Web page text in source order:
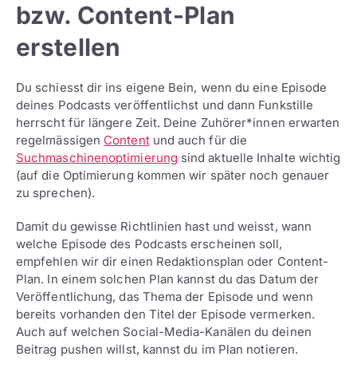
bzw. Content-Plan
erstellen
Du schiesst dir ins eigene Bein, wenn du eine Episode
deines Podcasts veröffentlichst und dann Funkstille
herrscht für längere Zeit. Deine Zuhörer*innen erwarten
regelmässigen Contentund auch für die
Suchmaschinenoptimierung sind aktuelle Inhalte wichtig
(auf die Optimierung kommen wir später noch genauer
zu sprechen).
Damit du gewisse Richtlinien hast und weisst, wann
welche Episode des Podcasts erscheinen soll,
empfehlen wir dir einen Redaktionsplan oder Content-
Plan. In einem solchen Plan kannst du das Datum der
Veröffentlichung, das Thema der Episode und wenn
bereits vorhanden den Titel der Episode vermerken.
Auch auf welchen Social-Media-Kanälen du deinen
Beitrag pushen willst, kannst du im Plan notieren.